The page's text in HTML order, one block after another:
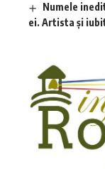
Numele
ei. Artista și